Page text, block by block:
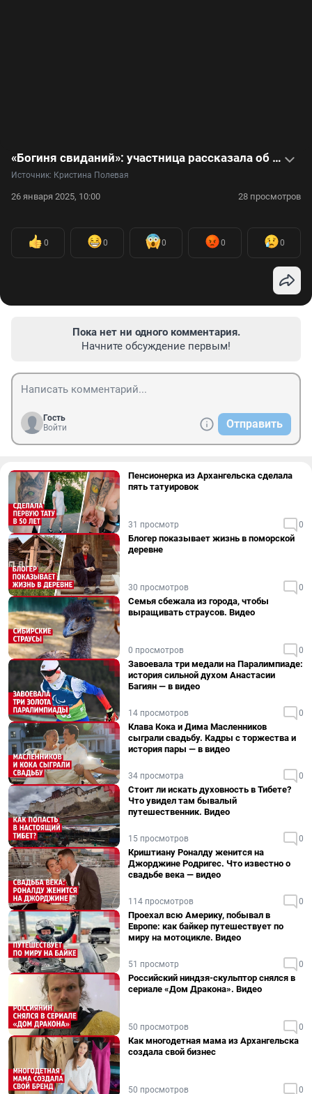
«Богиня свиданий»: участница рассказала об изнанке шоу
Источник: Кристина Полевая
26 января 2025, 10:00 28 просмотров
0 0 0 0 0
Пока нет ни одного комментария.
Начните обсуждение первым!
Гость
Войти
Отправить
Пенсионерка из Архангельска сделала
пять татуировок
31 просмотр 0
Блогер показывает жизнь в поморской
деревне
30 просмотров 0
Семья сбежала из города, чтобы
выращивать страусов. Видео
0 просмотров 0
Завоевала три медали на Паралимпиаде:
история сильной духом Анастасии
Багиян — в видео
14 просмотров 0
Клава Кока и Дима Масленников
сыграли свадьбу. Кадры с торжества и
история пары — в видео
34 просмотра 0
Стоит ли искать духовность в Тибете?
Что увидел там бывалый
путешественник. Видео
15 просмотров 0
Криштиану Роналду женится на
Джорджине Родригес. Что известно о
свадьбе века — видео
114 просмотров 0
Проехал всю Америку, побывал в
Европе: как байкер путешествует по
миру на мотоцикле. Видео
51 просмотр 0
Российский ниндзя-скульптор снялся в
сериале «Дом Дракона». Видео
50 просмотров 0
Как многодетная мама из Архангельска
создала свой бизнес
50 просмотров 0